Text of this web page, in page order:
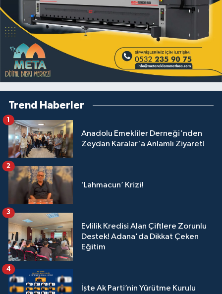
Trend Haberler
Anadolu Emekliler Derneği'nden
Zeydan Karalar'a Anlamlı Ziyaret!
1
‘Lahmacun’ Krizi!
2
Evlilik Kredisi Alan Çiftlere Zorunlu
Destek! Adana'da Dikkat Çeken
Eğitim
3
İşte Ak Parti’nin Yürütme Kurulu
4